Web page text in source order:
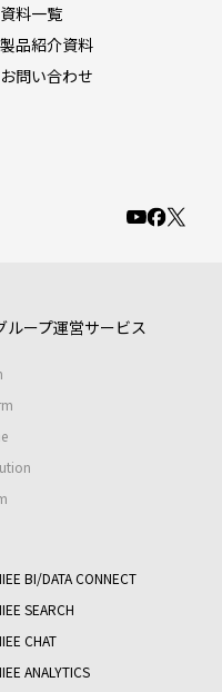
資料一覧
製品紹介資料
お問い合わせ
ループ運営サービス
BI/DATA CONNECT
SEARCH
CHAT
ANALYTICS